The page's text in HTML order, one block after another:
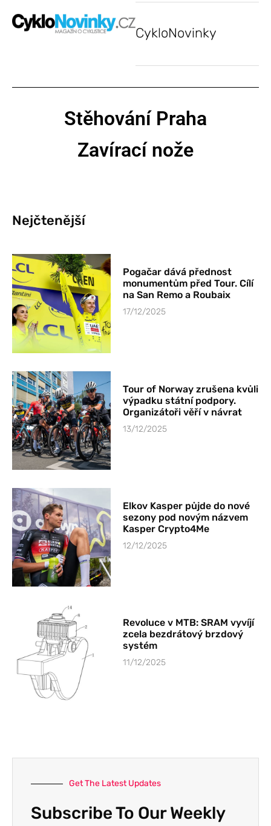
CykloNovinky
Stěhování Praha
Zavírací nože
Nejčtenější
Pogačar dává přednost
monumentům před Tour. Cílí
na San Remo a Roubaix
17/12/2025
Tour of Norway zrušena kvůli
výpadku státní podpory.
Organizátoři věří v návrat
13/12/2025
Elkov Kasper půjde do nové
sezony pod novým názvem
Kasper Crypto4Me
12/12/2025
Revoluce v MTB: SRAM vyvíjí
zcela bezdrátový brzdový
systém
11/12/2025
Get The Latest Updates
Subscribe To Our Weekly